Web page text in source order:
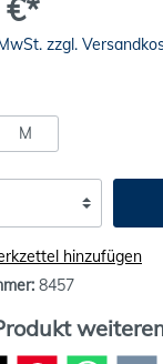
€*
zzgl.
M
hinzufügen
8457